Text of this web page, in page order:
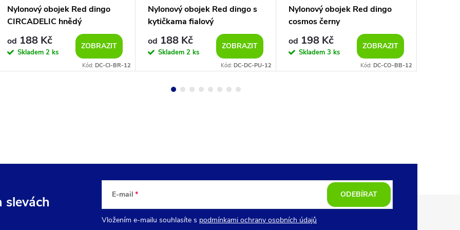
Nylonový obojek Red dingo
CIRCADELIC hnědý
od 188 Kč
Skladem 2 ks
ZOBRAZIT
Kód: DC-CI-BR-12
Nylonový obojek Red dingo s
kytičkama fialový
od 188 Kč
Skladem 2 ks
ZOBRAZIT
Kód: DC-DC-PU-12
Nylonový obojek Red dingo
cosmos černy
od 198 Kč
Skladem 3 ks
ZOBRAZIT
Kód: DC-CO-BB-12
slevách E-mail
Vložením e-mailu souhlasíte s podmínkami ochrany osobních údajů
ODEBÍRAT